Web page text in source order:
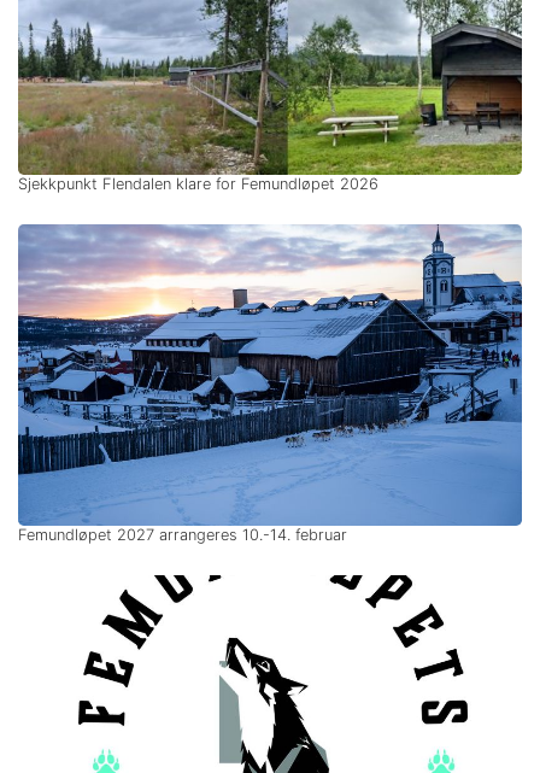
Sjekkpunkt Flendalen klare for Femundløpet 2026
Femundløpet 2027 arrangeres 10.-14. februar